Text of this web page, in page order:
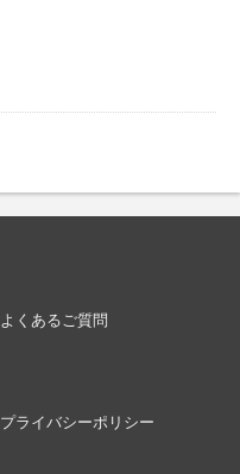
よくあるご質問
プライバシーポリシー